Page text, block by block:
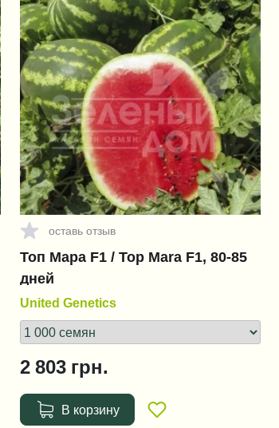
оставь отзыв
Топ Мара F1 / Top Mara F1, 80-85
дней
United Genetics
2 803 грн.
В корзину